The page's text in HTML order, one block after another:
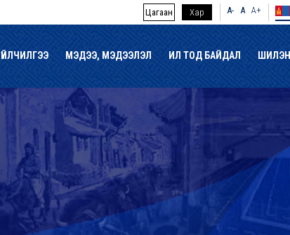
Цагаан Хар A- A A+
ҮЙЛЧИЛГЭЭ МЭДЭЭ, МЭДЭЭЛЭЛ ИЛ ТОД БАЙДАЛ